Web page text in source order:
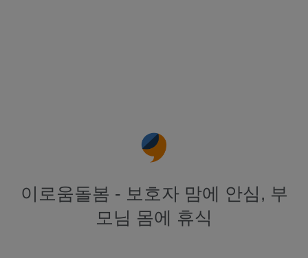
이로움돌봄 - 보호자 맘에 안심, 부
모님 몸에 휴식